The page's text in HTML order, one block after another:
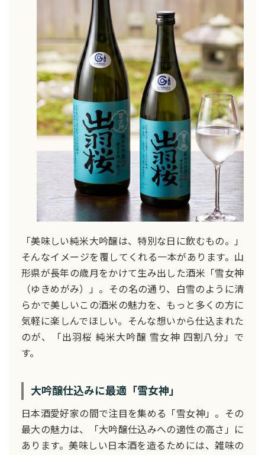
「美味しい純米大吟醸は、特別な日に飲むもの。」
そんなイメージを覆してくれる一本があります。山
形県が長年の歳月をかけて生み出した酒米「雪女神
（ゆきめがみ）」。その名の通り、白雪のように清
らかで美しいこの酒米の魅力を、もっと多くの方に
気軽に楽しんでほしい。そんな想いから仕込まれた
のが、「出羽桜 純米大吟醸 雪女神 四割八分」で
す。
大吟醸仕込みに最適「雪女神」
日本酒愛好家の間で注目を集める「雪女神」。その
最大の魅力は、「大吟醸仕込みへの適性の高さ」に
あります。美味しい日本酒を造るためには、雑味の